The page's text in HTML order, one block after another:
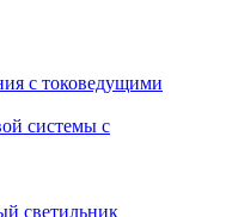
с токоведущими
системы с
светильник